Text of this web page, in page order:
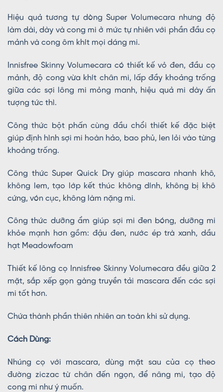
Hiệu quả tương tự dòng Super Volumecara nhưng độ
làm dài, dày và cong mi ở mức tự nhiên với phần đầu cọ
mảnh và cong ôm khít mọi dáng mi.
Innisfree Skinny Volumecara có thiết kế vỏ đen, đầu cọ
mảnh, độ cong vừa khít chân mi, lấp đầy khoảng trống
giữa các sợi lông mi mỏng manh, hiệu quả mi dày ấn
tượng tức thì.
Công thức bột phấn cùng đầu chổi thiết kế đặc biệt
giúp định hình sợi mi hoàn hảo, bao phủ, len lỏi vào từng
khoảng trống.
Công thức Super Quick Dry giúp mascara nhanh khô,
không lem, tạo lớp kết thúc không dính, không bị khô
cứng, vón cục, không làm nặng mi.
Công thức dưỡng ẩm giúp sợi mi đen bóng, dưỡng mi
khỏe mạnh hơn gồm: đậu đen, nước ép trà xanh, dầu
hạt Meadowfoam
Thiết kế lông cọ Innisfree Skinny Volumecara đều giữa 2
mặt, sắp xếp gọn gàng truyền tải mascara đến các sợi
mi tốt hơn.
Chứa thành phần thiên nhiên an toàn khi sử dụng.
Cách Dùng:
Nhúng cọ với mascara, dùng mặt sau của cọ theo
đường ziczac từ chân đến ngọn, để nâng mi, tạo độ
cong mi như ý muốn.